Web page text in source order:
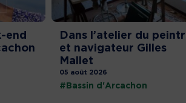
end
Dans l’atelier du
et navigateur Gilles
Mallet
05 août 2026
#Bassin d'Arcachon